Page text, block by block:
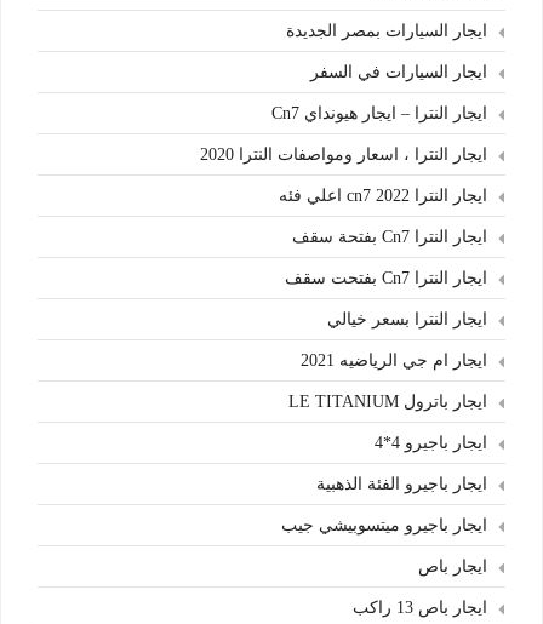
ايجار السيارات بمصر الجديدة
ايجار السيارات في السفر
ايجار النترا – ايجار هيونداي Cn7
ايجار النترا ، اسعار ومواصفات النترا 2020
ايجار النترا cn7 2022 اعلي فئه
ايجار النترا Cn7 بفتحة سقف
ايجار النترا Cn7 بفتحت سقف
ايجار النترا بسعر خيالي
ايجار ام جي الرياضيه 2021
ايجار باترول LE TITANIUM
ايجار باجيرو 4*4
ايجار باجيرو الفئة الذهبية
ايجار باجيرو ميتسوبيشي جيب
ايجار باص
ايجار باص 13 راكب